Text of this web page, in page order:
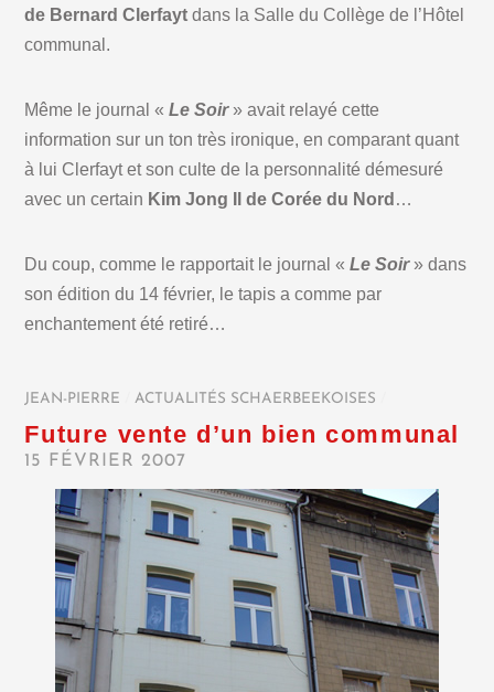
de Bernard Clerfayt dans la Salle du Collège de l’Hôtel
communal.
Même le journal «Le Soir» avait relayé cette
information sur un ton très ironique, en comparant quant
à lui Clerfayt et son culte de la personnalité démesuré
avec un certain Kim Jong Il de Corée du Nord …
Du coup, comme le rapportait le journal «Le Soir» dans
son édition du 14 février, le tapis a comme par
enchantement été retiré…
JEAN-PIERRE ACTUALITÉS SCHAERBEEKOISES
Future vente d’un bien communal
15 FÉVRIER 2007